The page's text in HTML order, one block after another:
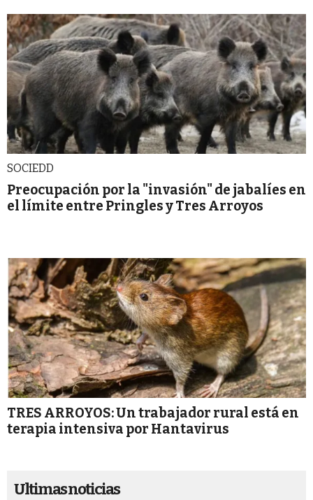
SOCIEDD
Preocupación por la "invasión" de jabalíes en
el límite entre Pringles y Tres Arroyos
TRES ARROYOS: Un trabajador rural está en
terapia intensiva por Hantavirus
Ultimas noticias